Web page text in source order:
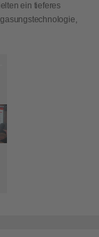
ein tieferes